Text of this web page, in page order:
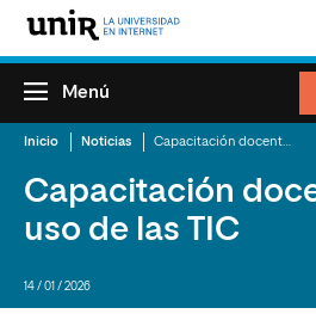
Menú
Inicio Noticias
Capacitación
uso de las TIC
14 / 01 / 2026